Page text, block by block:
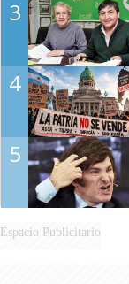
3
4
5
Espacio Publicitario